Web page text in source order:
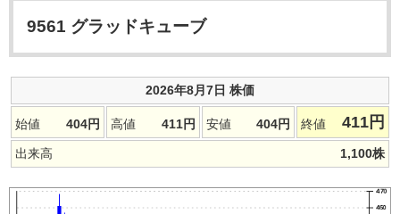
9561 グラッドキューブ
2026年8月7日 株価
始値 404円 高値 411円 安値 404円 終値 411 円
出来高 1,100株